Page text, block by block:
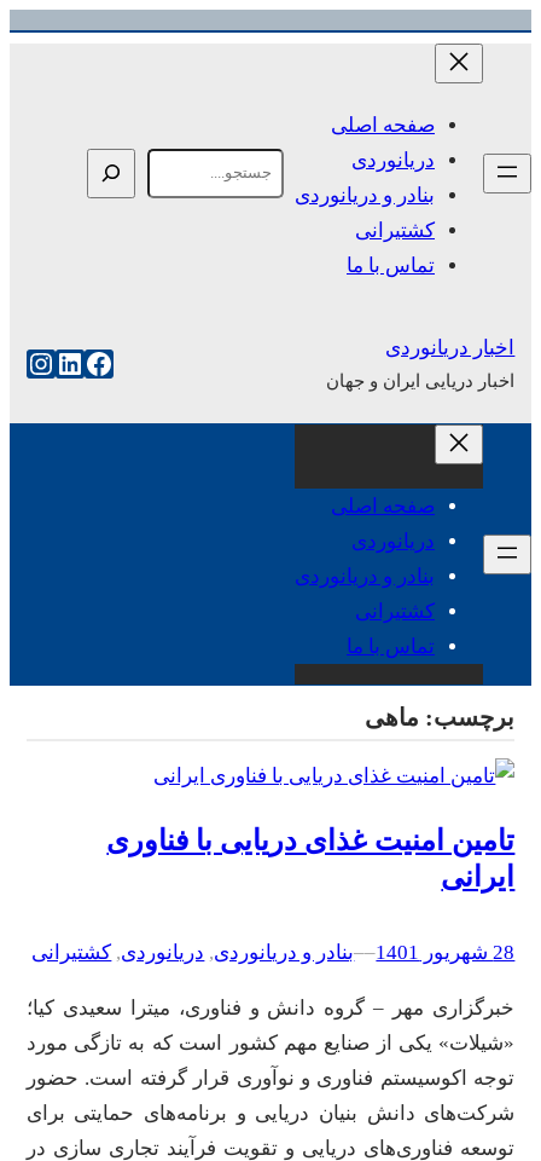
رفتن
صفحه اصلی
دریانوردی
بنادر و دریانوردی
کشتیرانی
تماس با ما
اخبار دریانوردی
اخبار دریایی ایران و جهان
فیس‌بوک
صفحه اصلی
دریانوردی
بنادر و دریانوردی
کشتیرانی
تماس با ما
برچسب: ماهی
تامین امنیت غذای دریایی با فناوری
ایرانی
28 شهریور 1401 –
–بنادر و دریانوردی, دریانوردی, کشتیرانی
خبرگزاری مهر – گروه دانش و فناوری، میترا سعیدی کیا؛
«شیلات» یکی از صنایع مهم کشور است که به تازگی مورد
توجه اکوسیستم فناوری و نوآوری قرار گرفته است. حضور
شرکت‌های دانش بنیان دریایی و برنامه‌های حمایتی برای
توسعه فناوری‌های دریایی و تقویت فرآیند تجاری سازی در